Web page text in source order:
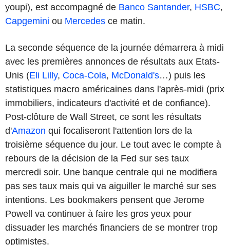
youpi), est accompagné de Banco Santander, HSBC,
Capgemini ou Mercedes ce matin.
La seconde séquence de la journée démarrera à midi
avec les premières annonces de résultats aux Etats-
Unis (Eli Lilly, Coca-Cola, McDonald's…) puis les
statistiques macro américaines dans l'après-midi (prix
immobiliers, indicateurs d'activité et de confiance).
Post-clôture de Wall Street, ce sont les résultats
d'Amazon qui focaliseront l'attention lors de la
troisième séquence du jour. Le tout avec le compte à
rebours de la décision de la Fed sur ses taux
mercredi soir. Une banque centrale qui ne modifiera
pas ses taux mais qui va aiguiller le marché sur ses
intentions. Les bookmakers pensent que Jerome
Powell va continuer à faire les gros yeux pour
dissuader les marchés financiers de se montrer trop
optimistes.